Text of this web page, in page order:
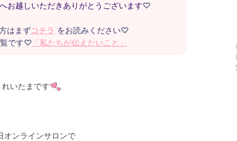
お越しいただきありがとうございます
はまずコチラ
「私たちが伝えたいこと」
れいたまです
オンラインサロンで